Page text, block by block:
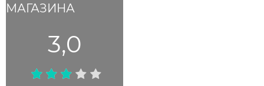
МАГАЗИНА
3,0